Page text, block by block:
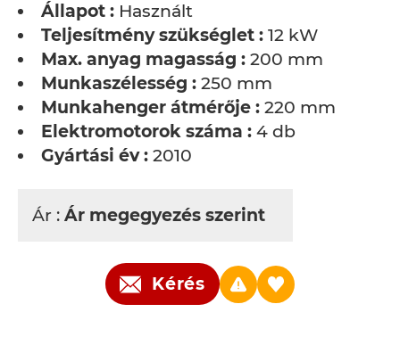
Állapot : Használt
Teljesítmény szükséglet : 12 kW
Max. anyag magasság : 200 mm
Munkaszélesség : 250 mm
Munkahenger átmérője : 220 mm
Elektromotorok száma : 4 db
Gyártási év : 2010
Ár : Ár megegyezés szerint
Kérés